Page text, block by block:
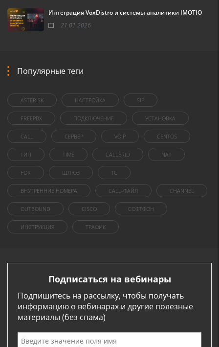
Интеграция VoxDistro и системы аналитики IMOTIO
21.01.2026
Популярные теги
ASTERISK НАСТРОЙКА SIP
FREEPBX ПОДКЛЮЧЕНИЕ УСТАНОВКА
CALL СЕРВЕР VOIP CENTOS
ТИП TIME CALLERID NAT
FOR ШЛЮЗ 1C
ВНУТРЕННИЕ НОМЕРА CALL-ФАЙЛ CHANNEL
OUTBOUND CISCO СОФТФОН
ИНСТРУКЦИЯ ТРАФИК
Подписаться на вебинары
Подпишитесь на рассылку, чтобы получать
информацию о вебинарах и другие полезные
материалы (без спама)